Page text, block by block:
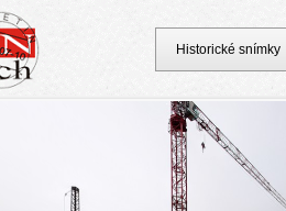
Historické snímky